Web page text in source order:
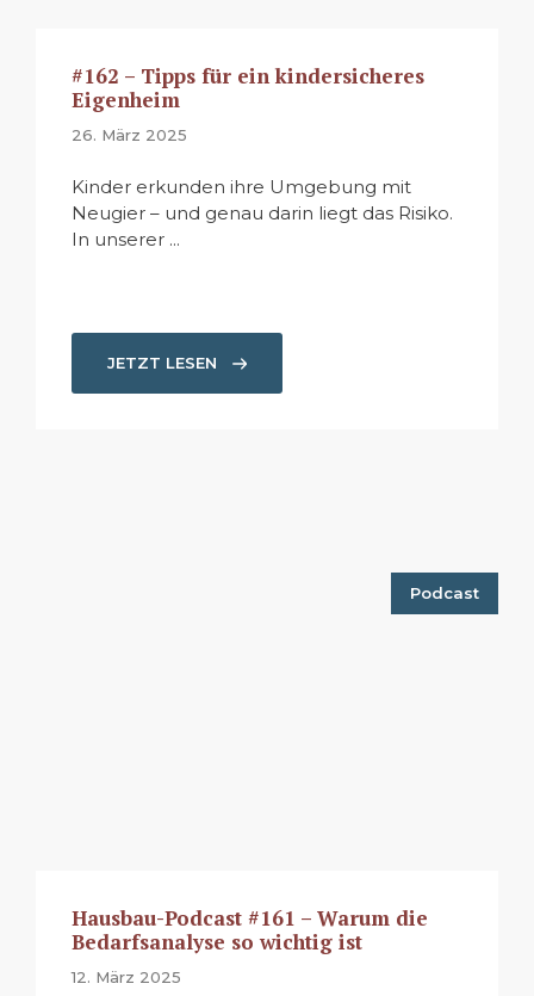
#162 – Tipps für ein kindersicheres
Eigenheim
26. März 2025
Kinder erkunden ihre Umgebung mit
Neugier – und genau darin liegt das Risiko.
In unserer ...
JETZT LESEN
Podcast
Hausbau-Podcast #161 – Warum die
Bedarfsanalyse so wichtig ist
12. März 2025